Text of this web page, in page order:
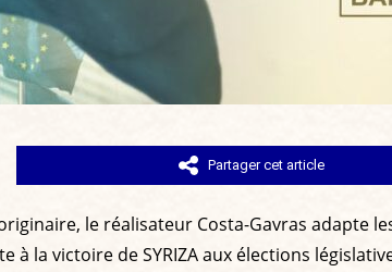
Partager cet article
le réalisateur Costa-Gavras adapte
la victoire de SYRIZA aux élections